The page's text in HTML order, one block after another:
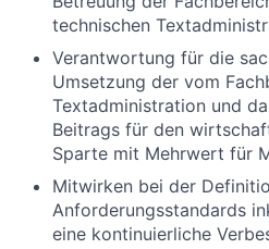
technischen
Verantwortung für die
Umsetzung der vom
Textadministration und
Beitrags für den
Sparte mit Mehrwert für
Mitwirken bei der
Anforderungsstandards
eine kontinuierliche